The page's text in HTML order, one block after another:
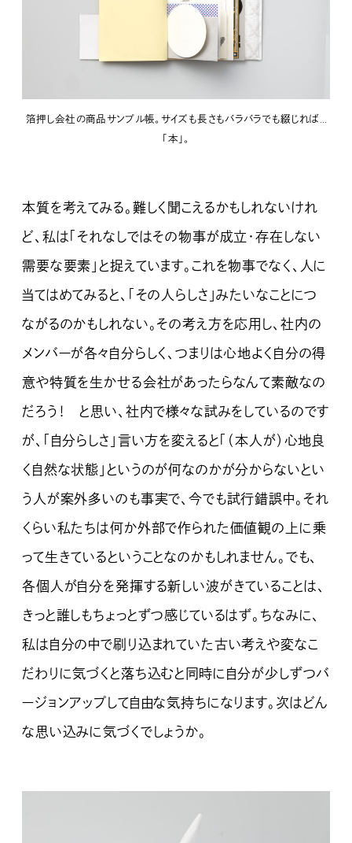
箔押し会社の商品サンプル帳。サイズも長さもバラバラでも綴じれば…
「本」。
本質を考えてみる。難しく聞こえるかもしれないけれ
ど、私は「それなしではその物事が成立・存在しない
需要な要素」と捉えています。これを物事でなく、人に
当てはめてみると、「その人らしさ」みたいなことにつ
ながるのかもしれない。その考え方を応用し、社内の
メンバーが各々自分らしく、つまりは心地よく自分の得
意や特質を生かせる会社があったらなんて素敵なの
だろう！ と思い、社内で様々な試みをしているのです
が、「自分らしさ」言い方を変えると「（本人が）心地良
く自然な状態」というのが何なのかが分からないとい
う人が案外多いのも事実で、今でも試行錯誤中。それ
くらい私たちは何か外部で作られた価値観の上に乗
って生きているということなのかもしれません。でも、
各個人が自分を発揮する新しい波がきていることは、
きっと誰しもちょっとずつ感じているはず。ちなみに、
私は自分の中で刷り込まれていた古い考えや変なこ
だわりに気づくと落ち込むと同時に自分が少しずつバ
ージョンアップして自由な気持ちになります。次はどん
な思い込みに気づくでしょうか。